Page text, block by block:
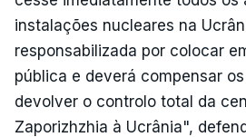
instalações nucleares na
responsabilizada por colocar
pública e deverá compensar
devolver o controlo total da
Zaporizhzhia à Ucrânia",